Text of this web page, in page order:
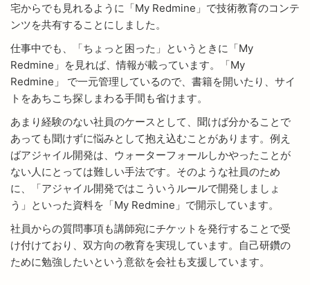
宅からでも見れるように「My Redmine」で技術教育のコンテ
ンツを共有することにしました。
仕事中でも、「ちょっと困った」というときに「My
Redmine」を見れば、情報が載っています。「My
Redmine」 で一元管理しているので、書籍を開いたり、サイ
トをあちこち探しまわる手間も省けます。
あまり経験のない社員のケースとして、聞けば分かることで
あっても聞けずに悩みとして抱え込むことがあります。例え
ばアジャイル開発は、ウォーターフォールしかやったことが
ない人にとっては難しい手法です。そのような社員のため
に、「アジャイル開発ではこういうルールで開発しましょ
う」といった資料を「My Redmine」で開示しています。
社員からの質問事項も講師宛にチケットを発行することで受
け付けており、双方向の教育を実現しています。自己研鑽の
ために勉強したいという意欲を会社も支援しています。